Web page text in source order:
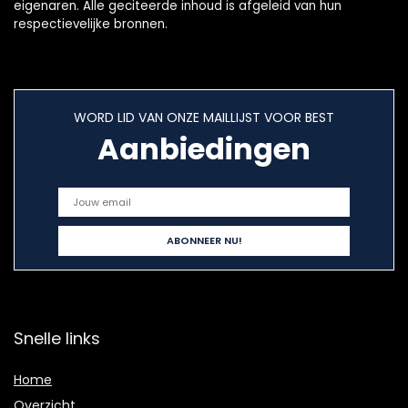
eigenaren. Alle geciteerde inhoud is afgeleid van hun
respectievelijke bronnen.
WORD LID VAN ONZE MAILLIJST VOOR BEST
Aanbiedingen
Snelle links
Home